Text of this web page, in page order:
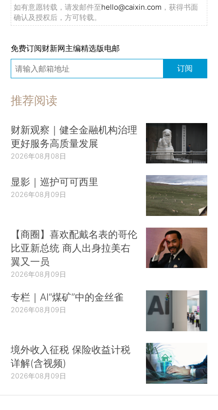
如有意愿转载，请发邮件至hello@caixin.com ，获得书面
确认及授权后，方可转载。
免费订阅财新网主编精选版电邮
订阅
推荐阅读
财新观察｜健全金融机构治理
更好服务高质量发展
2026年08月08日
显影｜巡护可可西里
2026年08月09日
【商圈】喜欢配戴名表的哥伦
比亚新总统 商人出身拉美右
翼又一员
2026年08月09日
专栏｜AI“煤矿”中的金丝雀
2026年08月09日
境外收入征税 保险收益计税
详解(含视频)
2026年08月09日